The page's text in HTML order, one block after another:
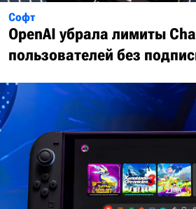
Софт
OpenAI убрала лимиты
пользователей без